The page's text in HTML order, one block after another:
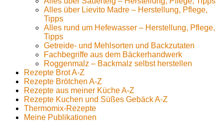
Alles über Lievito Madre – Herstellung, Pflege,
Tipps
Alles rund um Hefewasser – Herstellung, Pflege,
Tipps
Getreide- und Mehlsorten und Backzutaten
Fachbegriffe aus dem Bäckerhandwerk
Roggenmalz – Backmalz selbst herstellen
Rezepte Brot A-Z
Rezepte Brötchen A-Z
Rezepte aus meiner Küche A-Z
Rezepte Kuchen und Süßes Gebäck A-Z
Thermomix-Rezepte
Meine Publikationen